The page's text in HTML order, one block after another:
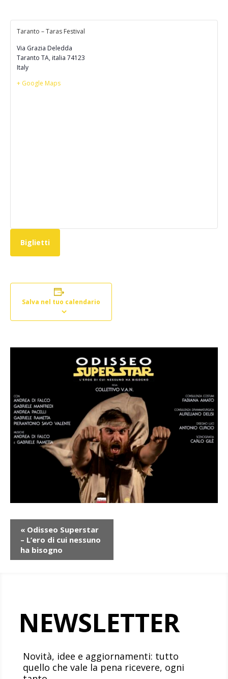
Taranto – Taras Festival
Via Grazia Deledda
Taranto TA, italia 74123
Italy
+ Google Maps
Biglietti
Salva nel tuo calendario
Evento
Navigazione
« Odisseo Superstar
– L’ero di cui nessuno
ha bisogno
NEWSLETTER
Novità, idee e aggiornamenti: tutto
quello che vale la pena ricevere, ogni